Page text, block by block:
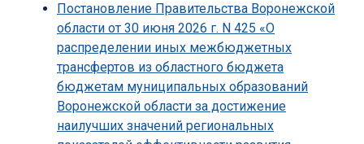
Постановление Правительства Воронежской
области от 30 июня 2026 г. N 425 «О
распределении иных межбюджетных
трансфертов из областного бюджета
бюджетам муниципальных образований
Воронежской области за достижение
наилучших значений региональных